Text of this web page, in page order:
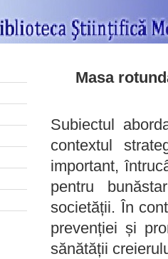
Masa
Subiectul
contextul
important,
pentru
societății. În
prevenției și
sănătății